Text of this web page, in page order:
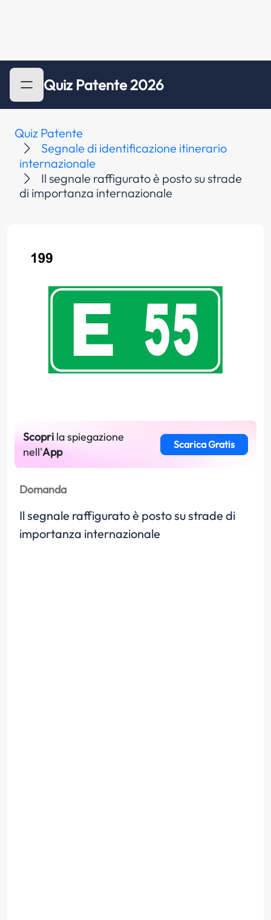
Quiz Patente 2026
Quiz Patente
Segnale di identificazione itinerario
internazionale
Il segnale raffigurato è posto su strade
di importanza internazionale
Scopri la spiegazione
nell'App
Scarica Gratis
Domanda
Il segnale raffigurato è posto su strade di
importanza internazionale